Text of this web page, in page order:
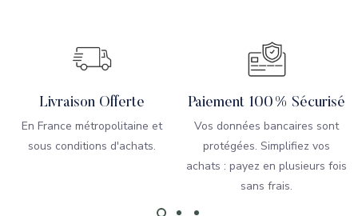
Livraison Offerte
En France métropolitaine et
sous conditions d'achats.
Paiement 100% Sécurisé
Vos données bancaires sont
protégées. Simplifiez vos
achats : payez en plusieurs fois
sans frais.